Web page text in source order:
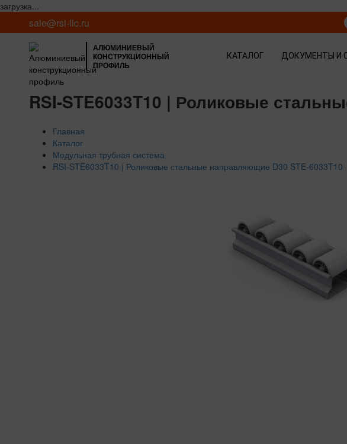
загрузка...
sale@rsi-llc.ru
АЛЮМИНИЕВЫЙ
КОНСТРУКЦИОННЫЙ
ПРОФИЛЬ
КАТАЛОГ ДОКУМЕНТЫ И
RSI-STE6033T10 | Роликовые
Главная
Каталог
Модульная трубная система
RSI-STE6033T10 | Роликовые стальные направляющие D30 STE-6033T10